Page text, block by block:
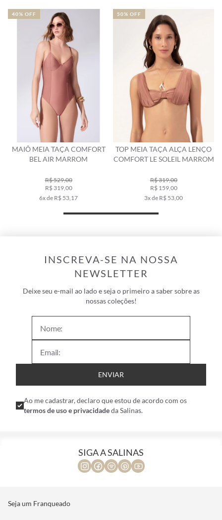
TOP MEIA TAÇA ALÇA LENÇO
COMFORT LE SOLEIL MARROM
R$ 319,00
R$ 159,00
3x de R$ 53,00
50% OFF
TOP MEIA TAÇA COMFORT
CALIFÓRNIA MARROM
R$ 329,00
R$ 229,00
4x de R$ 57,25
30% OFF
INSCREVA-SE NA NOSSA
NEWSLETTER
Deixe seu e-mail ao lado e seja o primeiro a saber sobre as
nossas coleções!
ENVIAR
Ao me cadastrar, declaro que estou de acordo com os
termos de uso e privacidadeda Salinas.
SIGA A SALINAS
Seja um Franqueado